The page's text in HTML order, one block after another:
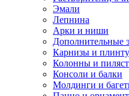
Эмали
Лепнина
Арки и ниши
Дополнительные
Карнизы и
Колонны и
Консоли и балки
Молдинги и